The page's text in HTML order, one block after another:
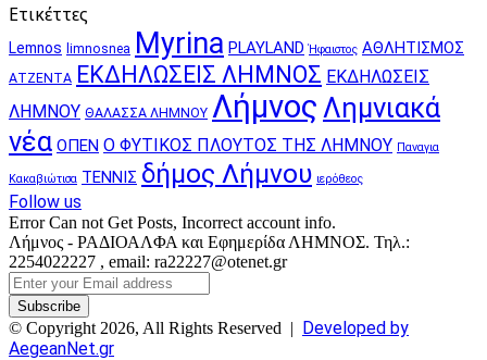
Ετικέττες
Lemnos limnosnea Myrina PLAYLAND Ήφαιστος ΑΘΛΗΤΙΣΜΟΣ
ΑΤΖΕΝΤΑ ΕΚΔΗΛΩΣΕΙΣ ΛΗΜΝΟΣ ΕΚΔΗΛΩΣΕΙΣ
ΛΗΜΝΟΥ ΘΑΛΑΣΣΑ ΛΗΜΝΟΥ Λήμνος Λημνιακά
νέα ΟΠΕΝ Ο ΦΥΤΙΚΟΣ ΠΛΟΥΤΟΣ ΤΗΣ ΛΗΜΝΟΥ Παναγια
Κακαβιώτισα ΤΕΝΝΙΣ δήμος Λήμνου ιερόθεος
Follow us
Error Can not Get Posts, Incorrect account info.
Λήμνος - ΡΑΔΙΟΑΛΦΑ και Εφημερίδα ΛΗΜΝΟΣ. Τηλ.:
2254022227 , email: ra22227@otenet.gr
Enter
your
Email
address
© Copyright 2026, All Rights Reserved | Developed by
AegeanNet.gr